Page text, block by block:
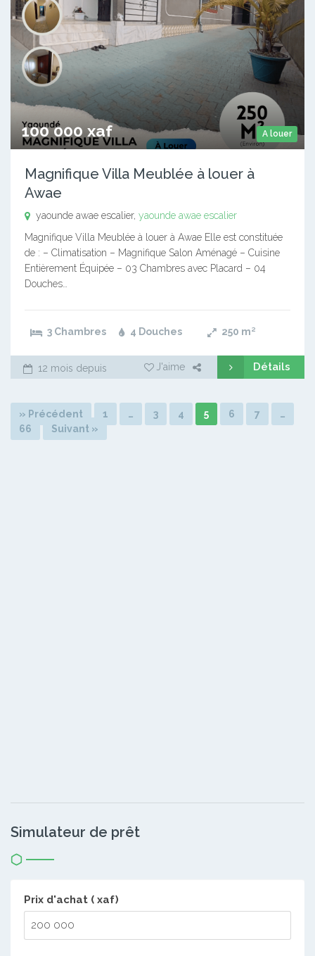
A louer
100 000 xaf
Magnifique Villa Meublée à louer à
Awae
yaounde awae escalier, yaounde awae escalier
Magnifique Villa Meublée à louer à Awae Elle est constituée
de : – Climatisation – Magnifique Salon Aménagé – Cuisine
Entièrement Équipée – 03 Chambres avec Placard – 04
Douches…
3 Chambres 4 Douches 250 m²
12 mois depuis J'aime Détails
» Précédent 1 … 3 4 5 6 7
…
66
Suivant »
Simulateur de prêt
Prix d'achat ( xaf)